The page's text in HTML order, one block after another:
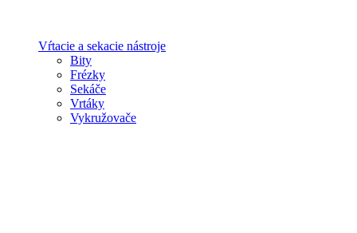
Vŕtacie a sekacie nástroje
Bity
Frézky
Sekáče
Vrtáky
Vykružovače